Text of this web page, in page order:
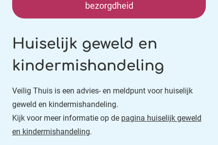
bezorgdheid
Huiselijk geweld en
kindermishandeling
Veilig Thuis is een advies- en meldpunt voor huiselijk
geweld en kindermishandeling.
Kijk voor meer informatie op de pagina huiselijk geweld
en kindermishandeling.